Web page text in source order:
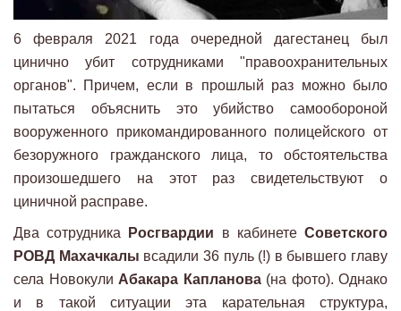
6 февраля 2021 года очередной дагестанец был
цинично убит сотрудниками "правоохранительных
органов". Причем, если в прошлый раз можно было
пытаться объяснить это убийство самообороной
вооруженного прикомандированного полицейского от
безоружного гражданского лица, то обстоятельства
произошедшего на этот раз свидетельствуют о
циничной расправе.
Два сотрудника Росгвардии в кабинетеСоветского
РОВД Махачкалы всадили 36 пуль (!) в бывшего главу
села Новокули Абакара Капланова(на фото). Однако
и в такой ситуации эта карательная структура,